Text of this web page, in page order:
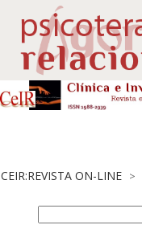
CEIR:REVISTA ON-LINE >